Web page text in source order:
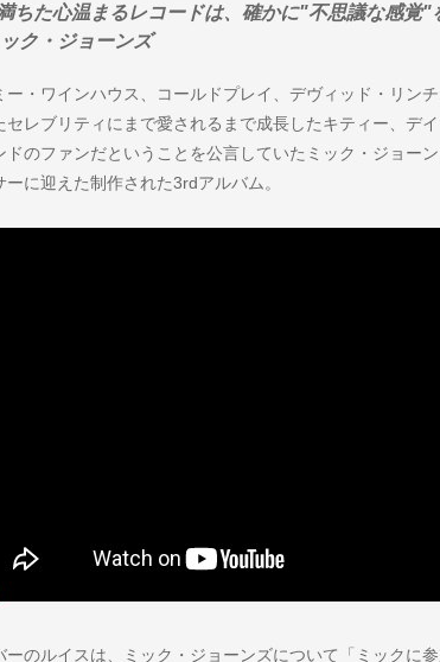
ちた心温まるレコードは、確かに"不思議な感覚"
ク・ジョーンズ
ー・ワインハウス、コールドプレイ、デヴィッド・リン
セレブリティにまで愛されるまで成長したキティー、デ
ドのファンだということを公言していたミック・ジョー
ーに迎えた制作された3rdアルバム。
ーのルイスは、ミック・ジョーンズについて「ミックに